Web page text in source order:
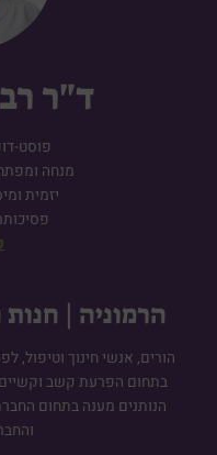
ד"ר
פוסט-
מנחה
יזמית
הרמוניה |
הורים, אנשי חינוך
בתחום הפרעת קשב וקשיים
הנותנים מענה בתחום